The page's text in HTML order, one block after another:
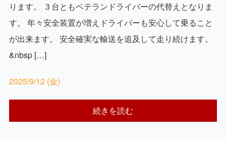
ります。 ３台ともベテランドライバーの代替えとなりま
す。 年々安全装置が増えドライバーも安心して乗ること
が出来ます。 安全確実な輸送を追及して走り続けます。
&nbsp […]
2025/9/12 (金)
続きを読む